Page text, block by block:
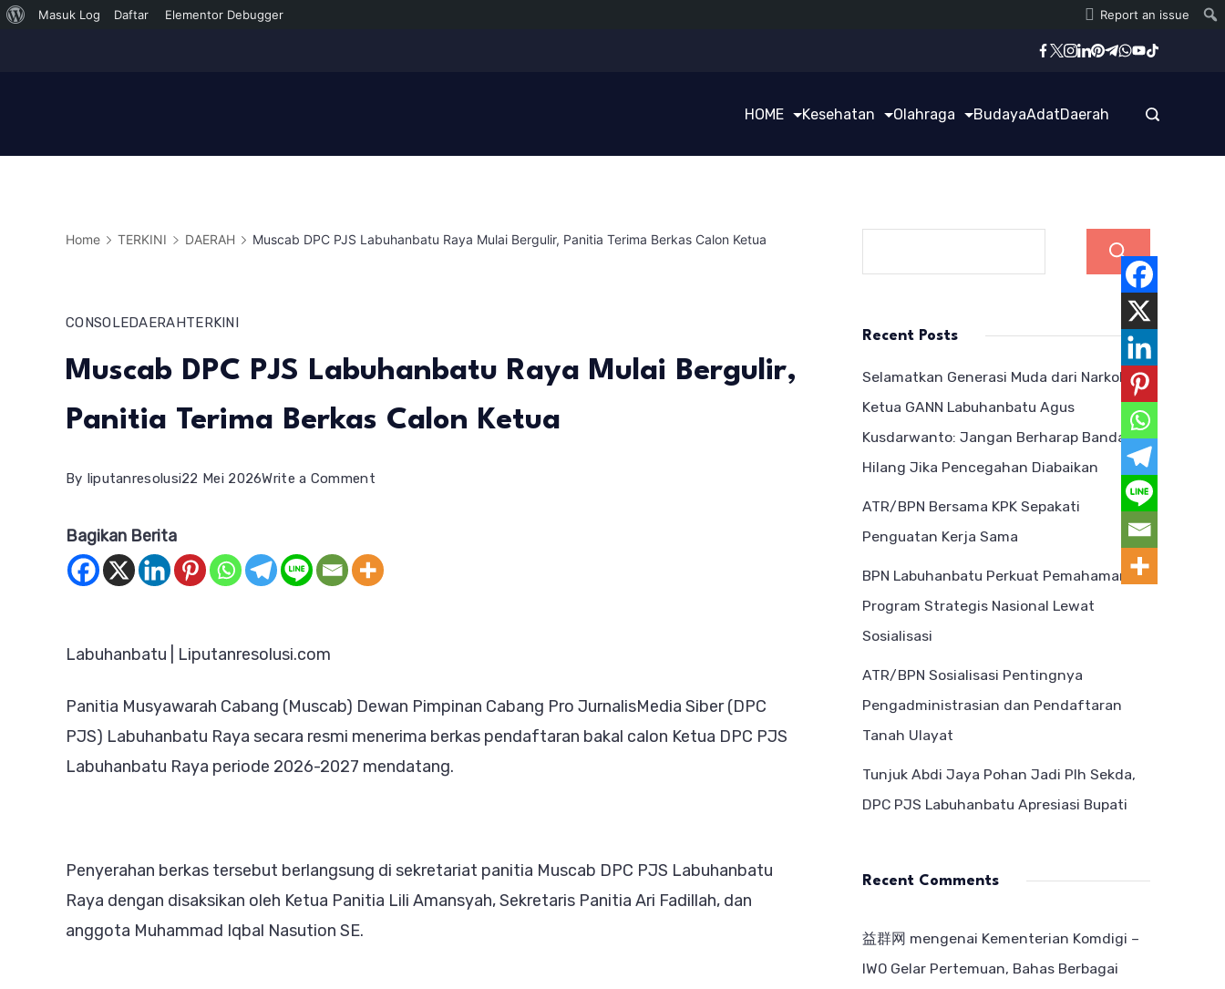
Tentang
Masuk Log Daftar Elementor Debugger Report an issue
HOME Kesehatan Olahraga BudayaAdatDaerah
Home TERKINI DAERAH Muscab DPC PJS Labuhanbatu Raya Mulai Bergulir, Panitia Terima Berkas Calon Ketua
CONSOLEDAERAHTERKINI
Muscab DPC PJS Labuhanbatu Raya Mulai Bergulir,
Panitia Terima Berkas Calon Ketua
By liputanresolusi22 Mei 2026Write a Commenton
PJS
Bagikan Berita
Labuhanbatu | Liputanresolusi.com
Panitia Musyawarah Cabang (Muscab) Dewan Pimpinan Cabang Pro JurnalisMedia Siber (DPC
PJS) Labuhanbatu Raya secara resmi menerima berkas pendaftaran bakal calon Ketua DPC PJS
Labuhanbatu Raya periode 2026-2027 mendatang.
Penyerahan berkas tersebut berlangsung di sekretariat panitia Muscab DPC PJS Labuhanbatu
Raya dengan disaksikan oleh Ketua Panitia Lili Amansyah, Sekretaris Panitia Ari Fadillah, dan
anggota Muhammad Iqbal Nasution SE.
Recent Posts
Selamatkan Generasi Muda dari Narkoba,
Ketua GANN Labuhanbatu Agus
Kusdarwanto: Jangan Berharap Bandar
Hilang Jika Pencegahan Diabaikan
ATR/BPN Bersama KPK Sepakati
Penguatan Kerja Sama
BPN Labuhanbatu Perkuat Pemahaman
Program Strategis Nasional Lewat
Sosialisasi
ATR/BPN Sosialisasi Pentingnya
Pengadministrasian dan Pendaftaran
Tanah Ulayat
Tunjuk Abdi Jaya Pohan Jadi Plh Sekda,
DPC PJS Labuhanbatu Apresiasi Bupati
Recent Comments
益群网 mengenai Kementerian Komdigi –
IWO Gelar Pertemuan, Bahas Berbagai